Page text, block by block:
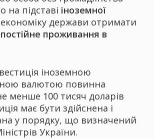
на підставі іноземної
держави отримати
проживання в
іноземною
валютою повинна
менше 100 тисяч доларів
має бути здійснена і
у порядку, що визначений
України.